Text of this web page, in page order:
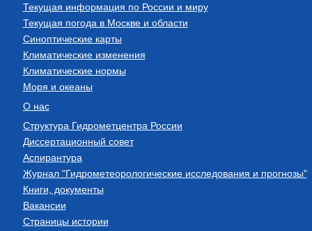
Текущая информация по России и миру
Текущая погода в Москве и области
Синоптические карты
Климатические изменения
Климатические нормы
Моря и океаны
О нас
Структура Гидрометцентра России
Диссертационный совет
Аспирантура
Журнал "Гидрометеорологические исследования и прогнозы"
Книги, документы
Вакансии
Страницы истории